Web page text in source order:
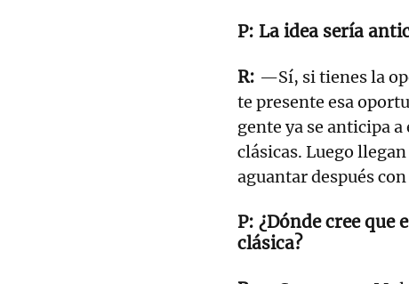
La idea sería
—Sí, si tienes la
te presente esa
gente ya se anticipa
clásicas. Luego
aguantar después
¿Dónde cree que
clásica?